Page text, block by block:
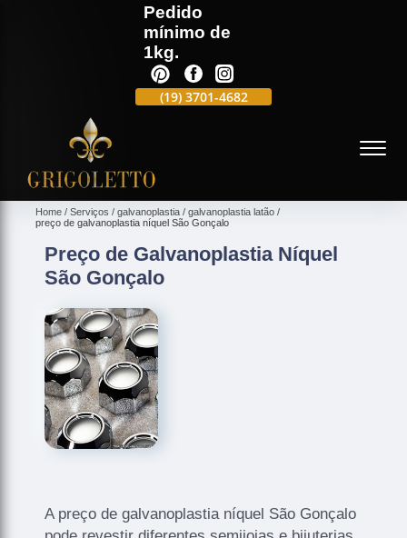
Pedido
mínimo de
1kg.
(19) 3701-4682 (19)
Home Serviços galvanoplastia
galvanoplastia latão
preço de galvanoplastia níquel São Gonçalo
Preço de Galvanoplastia Níquel
São Gonçalo
A preço de galvanoplastia níquel São Gonçalo